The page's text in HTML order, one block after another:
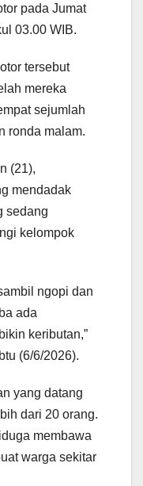
pada Jumat
03.00 WIB.
tersebut
mereka
sejumlah
ronda malam.
(21),
mendadak
sedang
kelompok
ngopi dan
ada
keributan,”
(6/6/2026).
yang datang
dari 20 orang.
membawa
warga sekitar